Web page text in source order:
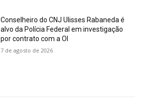
Conselheiro do CNJ Ulisses Rabaneda é
alvo da Polícia Federal em investigação
por contrato com a OI
7 de agosto de 2026